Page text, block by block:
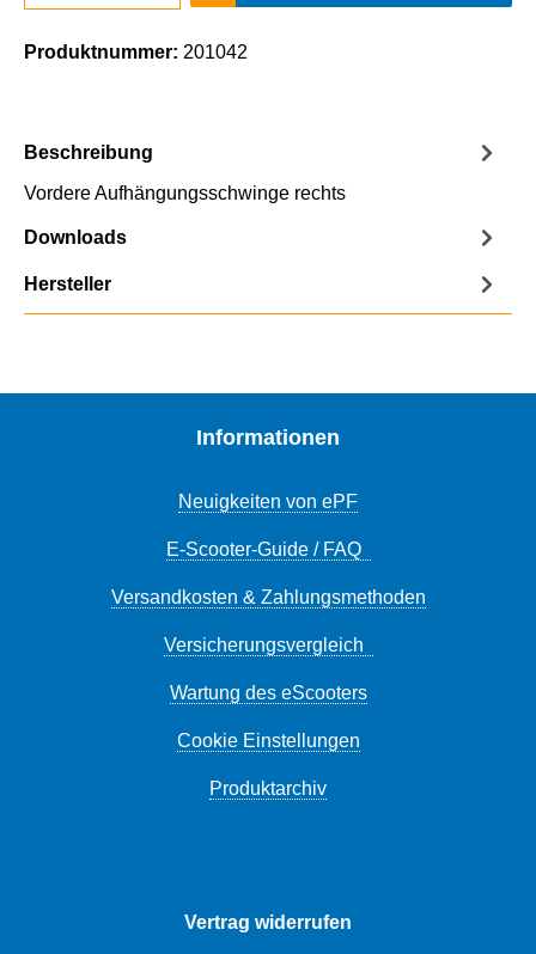
Produktnummer: 201042
Beschreibung
Vordere Aufhängungsschwinge rechts
Downloads
Hersteller
Informationen
Neuigkeiten von ePF
E-Scooter-Guide / FAQ
Versandkosten & Zahlungsmethoden
Versicherungsvergleich
Wartung des eScooters
Cookie Einstellungen
Produktarchiv
Vertrag widerrufen